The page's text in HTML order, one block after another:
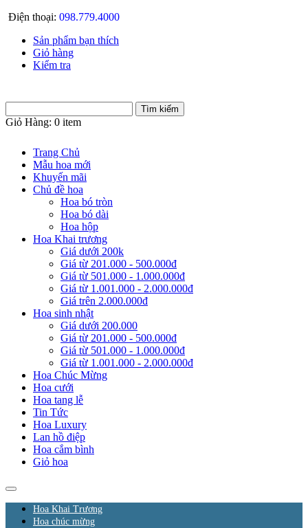
Điện thoại: 098.779.4000
Sản phẩm bạn thích
Giỏ hàng
Kiểm tra
Giỏ Hàng: 0 item
Trang Chủ
Mẫu hoa mới
Khuyến mãi
Chủ đề hoa
Hoa bó tròn
Hoa bó dài
Hoa hộp
Hoa Khai trương
Giá dưới 200k
Giá từ 201.000 - 500.000đ
Giá từ 501.000 - 1.000.000đ
Giá từ 1.001.000 - 2.000.000đ
Giá trên 2.000.000đ
Hoa sinh nhật
Giá dưới 200.000
Giá từ 201.000 - 500.000đ
Giá từ 501.000 - 1.000.000đ
Giá từ 1.001.000 - 2.000.000đ
Hoa Chúc Mừng
Hoa cưới
Hoa tang lễ
Tin Tức
Hoa Luxury
Lan hồ điệp
Hoa cắm bình
Giỏ hoa
Hoa Khai Trương
Hoa chúc mừng